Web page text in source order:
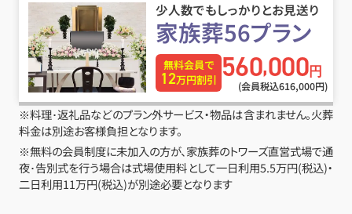
少人数でもしっかりとお見送り
家族葬56プラン
無料会員で
12万円割引 560,000円
(会員税込616,000円)
※料理･返礼品などのプラン外サービス・物品は含まれません。火葬
料金は別途お客様負担となります。
※無料の会員制度に未加入の方が、家族葬のトワーズ直営式場で通
夜･告別式を行う場合は式場使用料として一日利用5.5万円(税込)・
二日利用11万円(税込)が別途必要となります